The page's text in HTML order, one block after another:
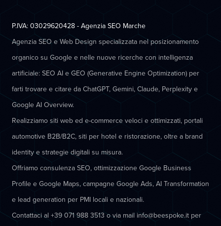
P.IVA: 03029620428 - Agenzia SEO Marche
Agenzia SEO e Web Design specializzata nel posizionamento
organico su Google e nelle nuove ricerche con intelligenza
artificiale: SEO AI e GEO (Generative Engine Optimization) per
farti trovare e citare da ChatGPT, Gemini, Claude, Perplexity e
Google AI Overview.
Realizziamo siti web ed e-commerce veloci e ottimizzati, portali
automotive B2B/B2C, siti per hotel e ristorazione, oltre a brand
identity e strategie digitali su misura.
Offriamo consulenza SEO, ottimizzazione Google Business
Profile e Google Maps, campagne Google Ads, AI Transformation
e lead generation per PMI locali e nazionali.
Contattaci al +39 071 988 3513 o via mail info@beespoke.it per